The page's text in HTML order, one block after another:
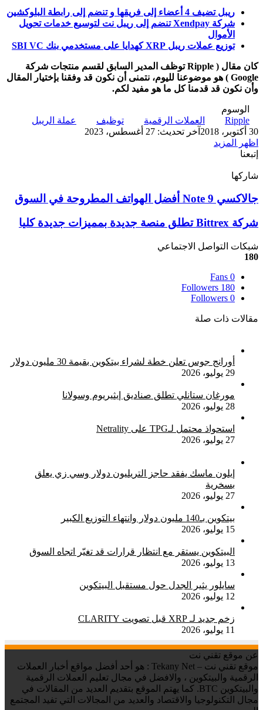
ريبل تضيف 4 أعضاء إلى فريقها و تنضم إلى رابطة البلوكشين
شركة Xendpay تنضم إلى ريبل نت لتوسيع خدمات تحويل
الأموال
توزيع عملات ريبل XRP كهدايا على مستخدمي بنك SBI VC
كان مقال ( Ripple توظف المدير السابق لقسم منتجات شركة
Google ) هو موضوعنا لليوم،
نتمنى أن نكون قد وفقنا بإختيار المقال
وأن نكون قد قدمنا كل ما هو مفيد لكم.
الوسوم
Ripple
العملات الرقمية توظيف
عملة الريبل
30 أكتوبر، 2018
آخر تحديث: 27 أغسطس، 2023
اظهر المزيد
إتبعنا
شاركها
جالاكسي
9
أفضل
الهواتف
المطروحة
في
السوق
جالاكسي Note 9 أفضل الهواتف المطروحة في السوق
شركة
Bittrex
تطلق
منصة
بمميزات
جديدة
شركة Bittrex تطلق منصة جديدة بمميزات جديدة كليا
شبكات التواصل الاجتماعي
180
0
Fans
180
Followers
0
Followers
مقالات ذات صلة
أورانج جوس تعلن خطة لشراء بيتكوين بقيمة 30 مليون دولار
29 يوليو، 2026
مورغان ستانلي تطلق صناديق إيثيريوم وسولانا
28 يوليو، 2026
استحواذ محتمل لـTPG على Netrality
27 يوليو، 2026
إيلون ماسك يفقد حاجز التريليون دولار وسي زي يعلق
بسخرية
27 يوليو، 2026
بيتكوين بـ140 مليون دولار وانتهاء التوزيع الكبير
15 يوليو، 2026
البيتكوين يستقر مع انتظار قرارات قد تغيّر اتجاه السوق
13 يوليو، 2026
سايلور يثير الجدل حول مستقبل البيتكوين
12 يوليو، 2026
زخم جديد لـ XRP قبل تصويت CLARITY
11 يوليو، 2026
عن موقع تقني نت
موقع تقني نت – Tekany Net : هو أحد أفضل مواقع أخبار العملات
الرقمية والبيتكوين ، والافضل في مجال تعليم العملات الرقمية
والبيتكوين BTC. كما يهتم الموقع بتقديم العديد من المقالات في
مجال التكنولوجيا والاقتصاد والعديد من المجالات التي تفيد المجتمع